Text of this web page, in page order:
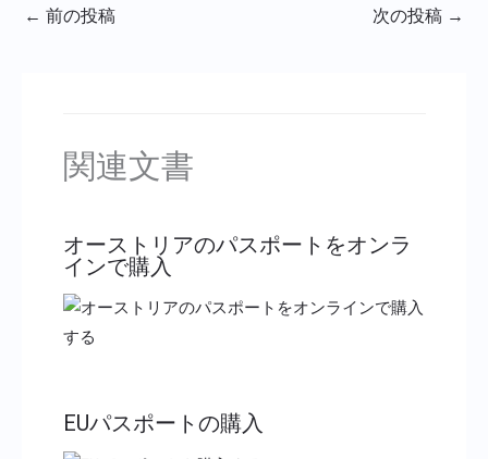
← 前の投稿 次の投稿 →
関連文書
オーストリアのパスポートをオンラ
インで購入
EUパスポートの購入